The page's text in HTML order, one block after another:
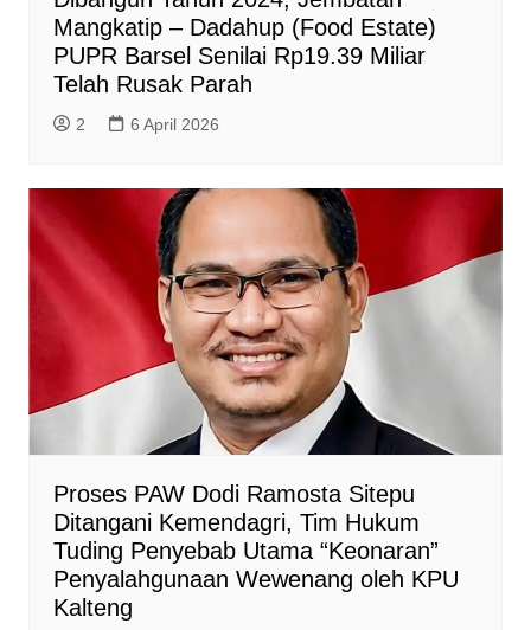
Mangkatip – Dadahup (Food Estate)
PUPR Barsel Senilai Rp19.39 Miliar
Telah Rusak Parah
2 6 April 2026
Proses PAW Dodi Ramosta Sitepu
Ditangani Kemendagri, Tim Hukum
Tuding Penyebab Utama “Keonaran”
Penyalahgunaan Wewenang oleh KPU
Kalteng